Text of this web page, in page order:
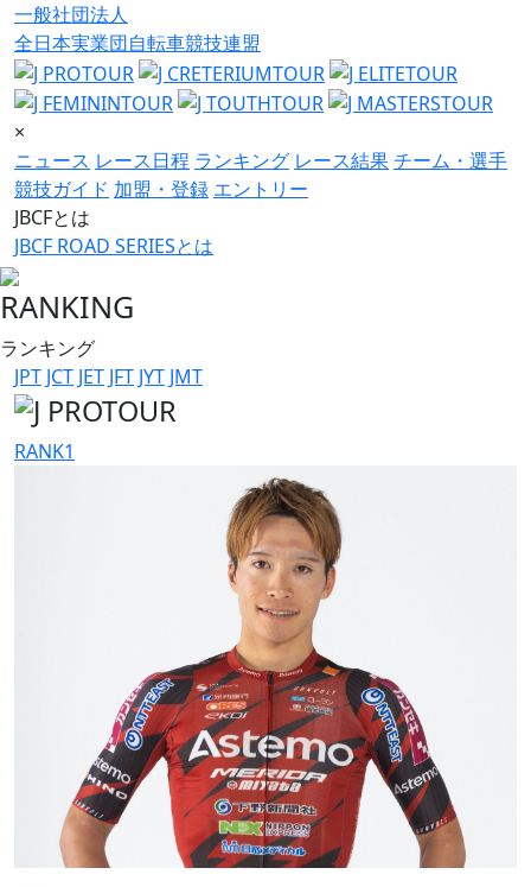
一般社団法人
全日本実業団自転車競技連盟
×
ニュース レース日程 ランキング レース結果チーム・選手
競技ガイド 加盟・登録 エントリー
JBCFとは
JBCF ROAD SERIESとは
RANKING
ランキング
JPT JCT JET JFT JYT JMT
RANK1